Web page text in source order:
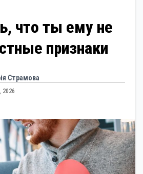
что ты ему не
признаки
Страмова
2026